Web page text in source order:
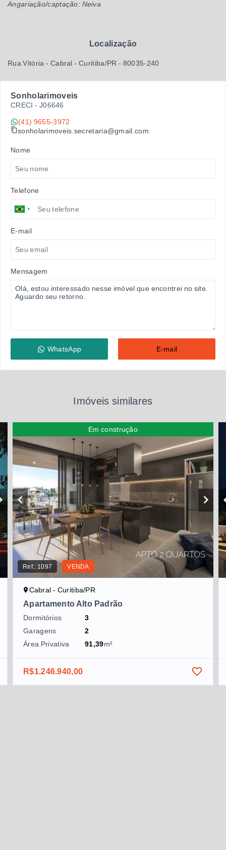
Angariação/captação: Neiva
Localização
Rua Vitória - Cabral - Curitiba/PR - 80035-240
Sonholarimoveis
CRECI - J06646
(41) 9655-3972
sonholarimoveis.secretaria@gmail.com
Nome
Telefone
E-mail
Mensagem
WhatsApp E-mail
Imóveis similares
Em construção
Ref.: 1097 VENDA
Cabral - Curitiba/PR
Apartamento Alto Padrão
Dormitórios
3
Garagens
2
Área Privativa
91,39m²
R$1.246.940,00